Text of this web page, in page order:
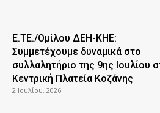
Ε.ΤΕ./Ομίλου ΔΕΗ-ΚΗΕ:
Συμμετέχουμε δυναμικά στο
συλλαλητήριο της 9ης Ιουλίου
Κεντρική Πλατεία Κοζάνης
2 Ιουλίου, 2026